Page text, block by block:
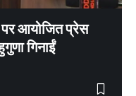
पर आयोजित प्रेस
गिनाईं